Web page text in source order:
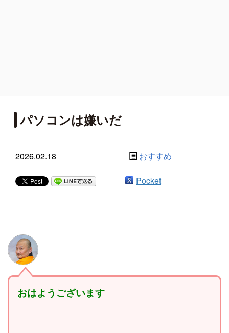
パソコンは嫌いだ
2026.02.18 おすすめ
Pocket
おはようございます